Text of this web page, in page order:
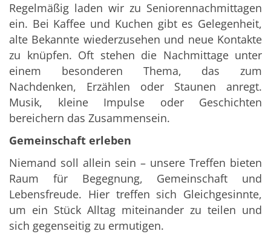
Regelmäßig laden wir zu Seniorennachmittagen
ein. Bei Kaffee und Kuchen gibt es Gelegenheit,
alte Bekannte wiederzusehen und neue Kontakte
zu knüpfen. Oft stehen die Nachmittage unter
einem besonderen Thema, das zum
Nachdenken, Erzählen oder Staunen anregt.
Musik, kleine Impulse oder Geschichten
bereichern das Zusammensein.
Gemeinschaft erleben
Niemand soll allein sein – unsere Treffen bieten
Raum für Begegnung, Gemeinschaft und
Lebensfreude. Hier treffen sich Gleichgesinnte,
um ein Stück Alltag miteinander zu teilen und
sich gegenseitig zu ermutigen.